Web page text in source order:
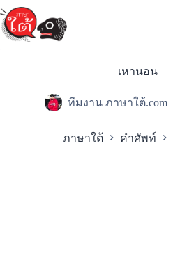
Skip
to
content
เหานอน
ทีมงาน ภาษาใต้.com
ภาษาใต้ คำศัพท์